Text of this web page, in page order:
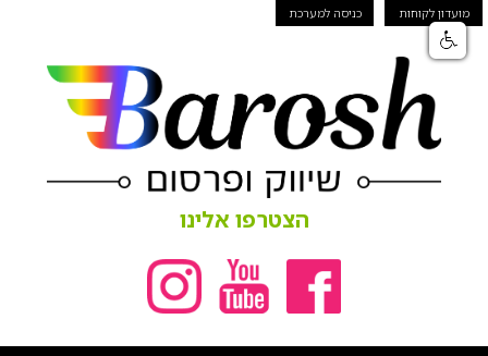
מועדון לקוחות כניסה למערכת
הצטרפו אלינו